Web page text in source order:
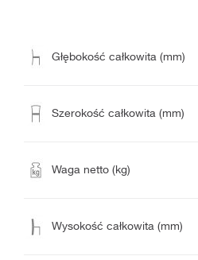
Głębokość całkowita (mm)
Szerokość całkowita (mm)
Waga netto (kg)
Wysokość całkowita (mm)